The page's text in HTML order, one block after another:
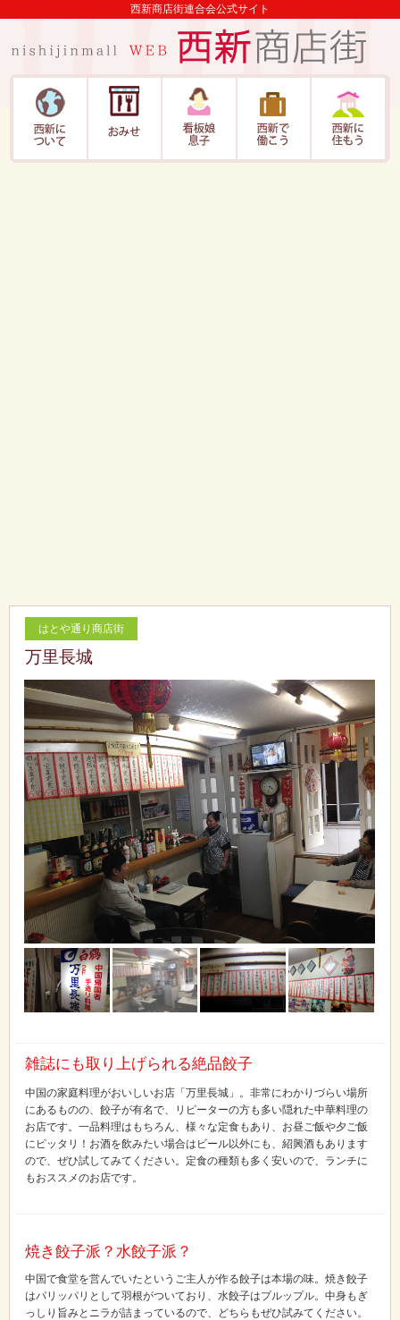
西新商店街連合会公式サイト
はとや通り商店街
万里長城
雑誌にも取り上げられる絶品餃子
中国の家庭料理がおいしいお店「万里長城」。非常にわかりづらい場所
にあるものの、餃子が有名で、リピーターの方も多い隠れた中華料理の
お店です。一品料理はもちろん、様々な定食もあり、お昼ご飯や夕ご飯
にピッタリ！お酒を飲みたい場合はビール以外にも、紹興酒もあります
ので、ぜひ試してみてください。定食の種類も多く安いので、ランチに
もおススメのお店です。
焼き餃子派？水餃子派？
中国で食堂を営んでいたというご主人が作る餃子は本場の味。焼き餃子
はパリッパリとして羽根がついており、水餃子はプルップル。中身もぎ
っしり旨みとニラが詰まっているので、どちらもぜひ試みてください。